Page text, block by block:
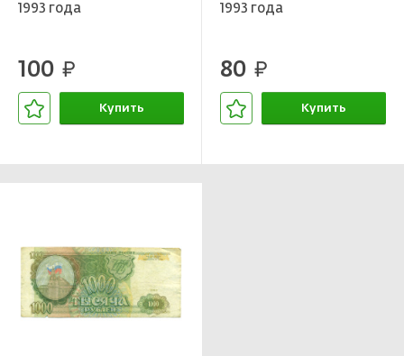
1993 года
100 руб.
Купить
1993 года
80 руб.
Купить